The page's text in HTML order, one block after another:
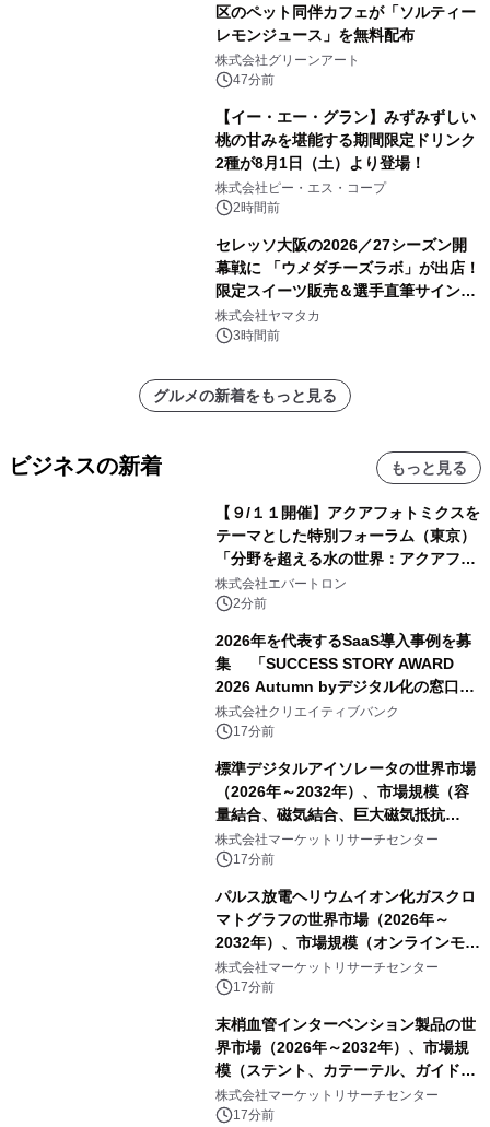
区のペット同伴カフェが「ソルティー
レモンジュース」を無料配布
株式会社グリーンアート
47分前
【イー・エー・グラン】みずみずしい
桃の甘みを堪能する期間限定ドリンク
2種が8月1日（土）より登場！
株式会社ピー・エス・コープ
2時間前
セレッソ大阪の2026／27シーズン開
幕戦に 「ウメダチーズラボ」が出店！
限定スイーツ販売＆選手直筆サイング
ッズが当たる抽選会を 8月8日に開催
株式会社ヤマタカ
3時間前
グルメの新着をもっと見る
ビジネスの新着 もっと見る
【９/１１開催】アクアフォトミクスを
テーマとした特別フォーラム（東京）
「分野を超える水の世界：アクアフォ
トミクスが切り拓く新しい科学の地
平」を開催
株式会社エバートロン
2分前
2026年を代表するSaaS導入事例を募
集 「SUCCESS STORY AWARD
2026 Autumn byデジタル化の窓口」
開催
株式会社クリエイティブバンク
17分前
標準デジタルアイソレータの世界市場
（2026年～2032年）、市場規模（容
量結合、磁気結合、巨大磁気抵抗
（GMR））・分析レポートを発表
株式会社マーケットリサーチセンター
17分前
パルス放電ヘリウムイオン化ガスクロ
マトグラフの世界市場（2026年～
2032年）、市場規模（オンラインモニ
タリング型、ラボラトリー型）・分析
レポートを発表
株式会社マーケットリサーチセンター
17分前
末梢血管インターベンション製品の世
界市場（2026年～2032年）、市場規
模（ステント、カテーテル、ガイドワ
イヤー、シース、下大静脈フィルタ
ー、その他）・分析レポートを発表
株式会社マーケットリサーチセンター
17分前